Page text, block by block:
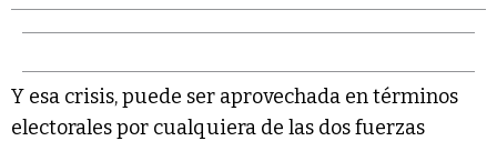
Y esa crisis, puede ser aprovechada en términos
electorales por cualquiera de las dos fuerzas